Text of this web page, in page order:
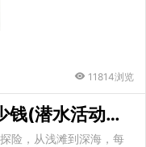
11814浏览
(潜水活动分类)
险，从浅滩到深海，每